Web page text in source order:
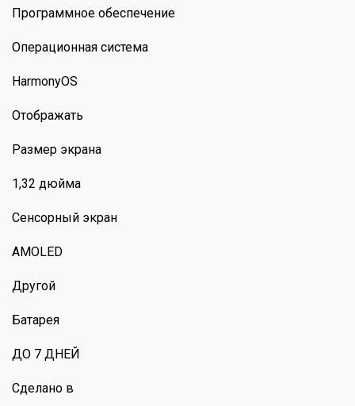
Программное обеспечение
Операционная система
HarmonyOS
Отображать
Размер экрана
1,32 дюйма
Сенсорный экран
AMOLED
Другой
Батарея
ДО 7 ДНЕЙ
Сделано в